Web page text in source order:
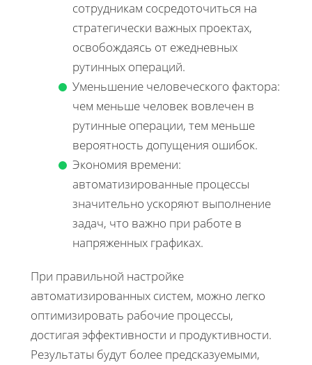
сотрудникам сосредоточиться на
стратегически важных проектах,
освобождаясь от ежедневных
рутинных операций.
Уменьшение человеческого фактора:
чем меньше человек вовлечен в
рутинные операции, тем меньше
вероятность допущения ошибок.
Экономия времени:
автоматизированные процессы
значительно ускоряют выполнение
задач, что важно при работе в
напряженных графиках.
При правильной настройке
автоматизированных систем, можно легко
оптимизировать рабочие процессы,
достигая эффективности и продуктивности.
Результаты будут более предсказуемыми,